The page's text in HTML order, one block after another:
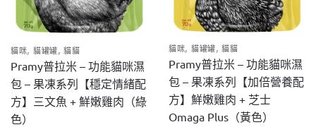
貓咪, 貓罐罐,貓貓
Pramy普拉米 – 功能貓咪濕
包 – 果凍系列【穩定情緒配
方】三文魚 + 鮮嫩雞肉（綠
色）
貓咪, 貓罐罐,貓貓
Pramy普拉米 – 功能貓咪濕
包 – 果凍系列【加倍營養配
方】鮮嫩雞肉 + 芝士
Omaga Plus（黃色）